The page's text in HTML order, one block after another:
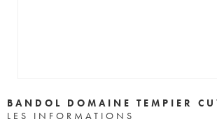
BANDOL DOMAINE TEMPIER
LES INFORMATIONS